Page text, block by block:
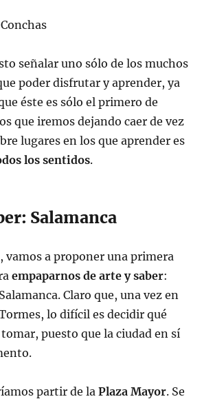
señalar uno sólo de los muchos
poder disfrutar y aprender, ya
éste es sólo el primero de
que iremos dejando caer de vez
lugares en los que aprender es
los sentidos.
Salamanca
vamos a proponer una primera
empaparnos de arte y saber:
Claro que, una vez en
lo difícil es decidir qué
puesto que la ciudad en sí
partir de laPlaza Mayor. Se